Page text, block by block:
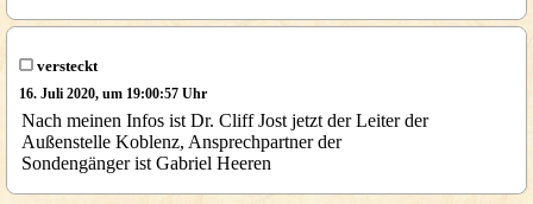
versteckt
16. Juli 2020, um 19:00:57 Uhr
Nach meinen Infos ist Dr. Cliff Jost jetzt der Leiter der
Außenstelle Koblenz, Ansprechpartner der
Sondengänger ist Gabriel Heeren